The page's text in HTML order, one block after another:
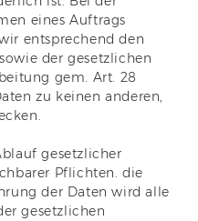
eines Auftrags
entsprechend den
der gesetzlichen
gem. Art. 28
zu keinen anderen,
gesetzlicher
Pflichten. die
der Daten wird alle
gesetzlichen